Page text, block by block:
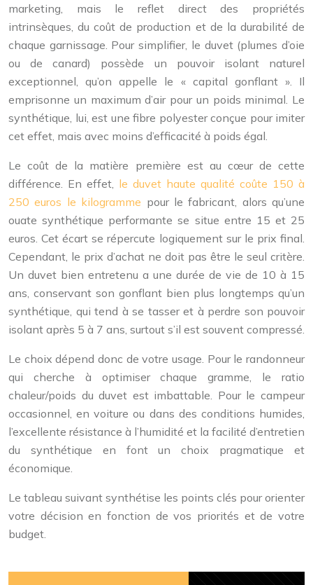
marketing, mais le reflet direct des propriétés
intrinsèques, du coût de production et de la durabilité de
chaque garnissage. Pour simplifier, le duvet (plumes d’oie
ou de canard) possède un pouvoir isolant naturel
exceptionnel, qu’on appelle le « capital gonflant ». Il
emprisonne un maximum d’air pour un poids minimal. Le
synthétique, lui, est une fibre polyester conçue pour imiter
cet effet, mais avec moins d’efficacité à poids égal.
Le coût de la matière première est au cœur de cette
différence. En effet, le duvet haute qualité coûte 150 à
250 euros le kilogramme pour le fabricant, alors qu’une
ouate synthétique performante se situe entre 15 et 25
euros. Cet écart se répercute logiquement sur le prix final.
Cependant, le prix d’achat ne doit pas être le seul critère.
Un duvet bien entretenu a une durée de vie de 10 à 15
ans, conservant son gonflant bien plus longtemps qu’un
synthétique, qui tend à se tasser et à perdre son pouvoir
isolant après 5 à 7 ans, surtout s’il est souvent compressé.
Le choix dépend donc de votre usage. Pour le randonneur
qui cherche à optimiser chaque gramme, le ratio
chaleur/poids du duvet est imbattable. Pour le campeur
occasionnel, en voiture ou dans des conditions humides,
l’excellente résistance à l’humidité et la facilité d’entretien
du synthétique en font un choix pragmatique et
économique.
Le tableau suivant synthétise les points clés pour orienter
votre décision en fonction de vos priorités et de votre
budget.